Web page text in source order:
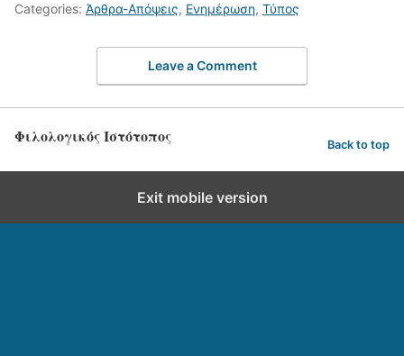
Categories: Άρθρα-Απόψεις, Ενημέρωση, Τύπος
Leave a Comment
Φιλολογικός Ιστότοπος Back to top
Exit mobile version